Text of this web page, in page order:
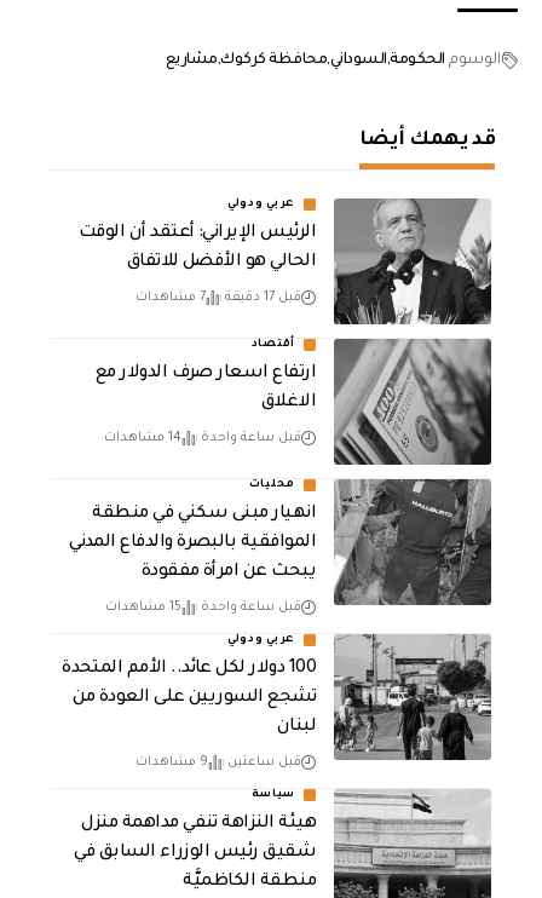
الوسوم الحكومة السودانيمحافظة كركوك مشاريع
قد يهمك أيضا
عربي ودولي
الرئيس الإيراني: أعتقد أن الوقت
الحالي هو الأفضل للاتفاق
قبل 17 دقيقة 7 مشاهدات
أقتصاد
ارتفاع اسعار صرف الدولار مع
الاغلاق
قبل ساعة واحدة 14 مشاهدات
محليات
انهيار مبنى سكني في منطقة
الموافقية بالبصرة والدفاع المدني
يبحث عن امرأة مفقودة
قبل ساعة واحدة 15 مشاهدات
عربي ودولي
100 دولار لكل عائد.. الأمم المتحدة
تشجع السوريين على العودة من
لبنان
قبل ساعتين 9 مشاهدات
سياسة
هيئة النزاهة تنفي مداهمة منزل
شقيق رئيس الوزراء السابق في
منطقة الكاظميَّة